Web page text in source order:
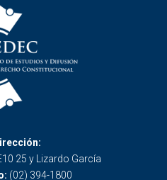
25 y Lizardo García
(02) 394-1800